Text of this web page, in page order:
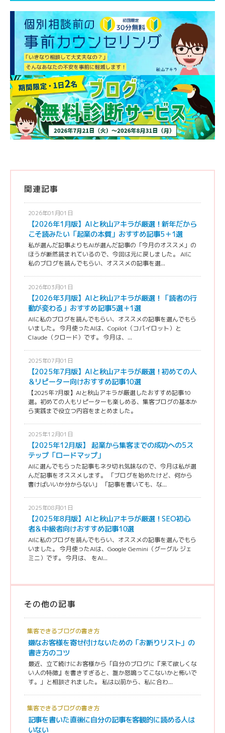
関連記事
2026年01月01日
【2026年1月版】AIと秋山アキラが厳選！新年だから
こそ読みたい「起業の本質」おすすめ記事5＋1選
私が選んだ記事よりもAIが選んだ記事の「今月のオススメ」の
ほうが断然読まれているので、今回は元に戻しました。 AIに
私のブログを読んでもらい、オススメの記事を選...
2026年03月01日
【2026年3月版】AIと秋山アキラが厳選！「読者の行
動が変わる」おすすめ記事5選＋1選
AIに私のブログを読んでもらい、オススメの記事を選んでもら
いました。 今月使ったAIは、Copilot（コパイロット）と
Claude（クロード）です。 今月は、...
2025年07月01日
【2025年7月版】AIと秋山アキラが厳選！初めての人
＆リピーター向けおすすめ記事10選
【2025年7月版】AIと秋山アキラが厳選したおすすめ記事10
選。初めての人もリピーターも楽しめる、集客ブログの基本か
ら実践まで役立つ内容をまとめました。
2025年12月01日
【2025年12月版】 起業から集客までの成功への5ス
テップ「ロードマップ」
AIに選んでもらった記事もネタ切れ気味なので、今月は私が選
んだ記事をオススメします。 「ブログを始めたけど、何から
書けばいいか分からない」 「記事を書いても、な...
2025年08月01日
【2025年8月版】AIと秋山アキラが厳選！SEO初心
者＆中級者向けおすすめ記事10選
AIに私のブログを読んでもらい、オススメの記事を選んでもら
いました。 今月使ったAIは、Google Gemini（グーグル ジェ
ミニ）です。 今月は、 をAI...
その他の記事
集客できるブログの書き方
嫌なお客様を寄せ付けないための「お断りリスト」の
書き方のコツ
最近、立て続けにお客様から「自分のブログに『来て欲しくな
い人の特徴』を書きすぎると、誰か怒鳴ってこないかと怖いで
す。」と相談されました。 私は以前から、私に合わ...
集客できるブログの書き方
記事を書いた直後に自分の記事を客観的に読める人は
いない